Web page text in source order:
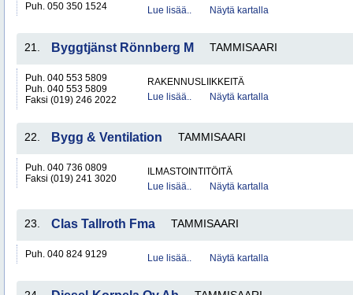
Puh. 050 350 1524 Lue lisää.. Näytä kartalla
21. Byggtjänst Rönnberg M TAMMISAARI
Puh. 040 553 5809
Puh. 040 553 5809
Faksi (019) 246 2022
RAKENNUSLIIKKEITÄ
Lue lisää..
Näytä kartalla
22. Bygg & Ventilation TAMMISAARI
Puh. 040 736 0809
Faksi (019) 241 3020
ILMASTOINTITÖITÄ
Lue lisää..
Näytä kartalla
23. Clas Tallroth Fma TAMMISAARI
Puh. 040 824 9129 Lue lisää.. Näytä kartalla